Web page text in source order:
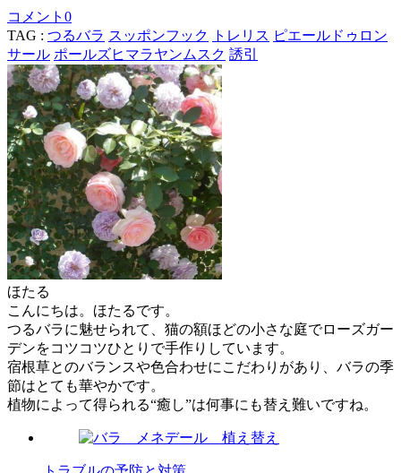
コメント 0
TAG : つるバラ スッポンフック トレリス ピエールドゥロン
サール ポールズヒマラヤンムスク 誘引
ほたる
こんにちは。ほたるです。
つるバラに魅せられて、猫の額ほどの小さな庭でローズガー
デンをコツコツひとりで手作りしています。
宿根草とのバランスや色合わせにこだわりがあり、バラの季
節はとても華やかです。
植物によって得られる“癒し”は何事にも替え難いですね。